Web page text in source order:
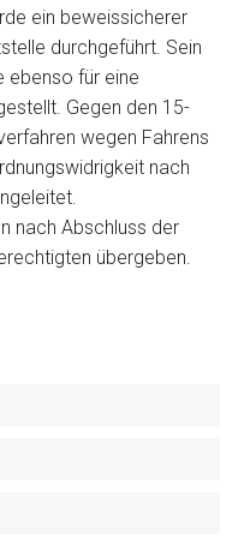
ein beweissicherer
durchgeführt. Sein
ebenso für eine
Gegen den 15-
wegen Fahrens
nach
nach Abschluss der
übergeben.